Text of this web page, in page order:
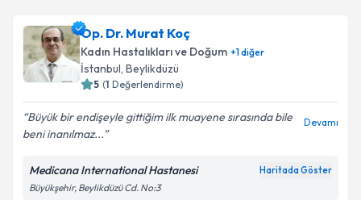
Op. Dr. Murat Koç
Kadın Hastalıkları ve Doğum +1diğer
İstanbul, Beylikdüzü
5 (1 Değerlendirme)
Büyük bir endişeyle gittiğim ilk muayene sırasında bile
beni inanılmaz...
Devamı
Medicana International Hastanesi Haritada Göster
Büyükşehir, Beylikdüzü Cd. No:3